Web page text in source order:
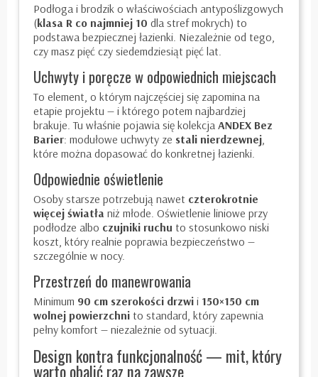
Podłoga i brodzik o właściwościach antypoślizgowych
(klasa R co najmniej 10 dla stref mokrych) to
podstawa bezpiecznej łazienki. Niezależnie od tego,
czy masz pięć czy siedemdziesiąt pięć lat.
Uchwyty i poręcze w odpowiednich miejscach
To element, o którym najczęściej się zapomina na
etapie projektu — i którego potem najbardziej
brakuje. Tu właśnie pojawia się kolekcja ANDEX Bez
Barier: modułowe uchwyty ze stali nierdzewnej
które można dopasować do konkretnej łazienki.
Odpowiednie oświetlenie
Osoby starsze potrzebują nawet czterokrotnie
więcej światła niż młode. Oświetlenie liniowe przy
podłodze albo czujniki ruchu to stosunkowo niski
koszt, który realnie poprawia bezpieczeństwo —
szczególnie w nocy.
Przestrzeń do manewrowania
Minimum 90 cm szerokości drzwi i 150×150 cm
wolnej powierzchni to standard, który zapewnia
pełny komfort — niezależnie od sytuacji.
Design kontra funkcjonalność — mit, który
warto obalić raz na zawsze